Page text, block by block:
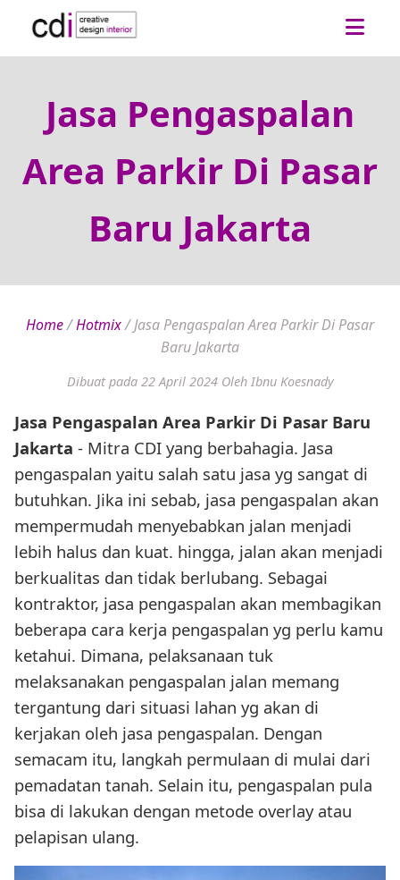
Jasa Pengaspalan
Area Parkir Di Pasar
Baru Jakarta
Home/Hotmix/Jasa Pengaspalan Area Parkir Di Pasar
Baru Jakarta
Dibuat pada 22 April 2024 Oleh Ibnu Koesnady
Jasa Pengaspalan Area Parkir Di Pasar Baru
Jakarta - Mitra CDI yang berbahagia. Jasa
pengaspalan yaitu salah satu jasa yg sangat di
butuhkan. Jika ini sebab, jasa pengaspalan akan
mempermudah menyebabkan jalan menjadi
lebih halus dan kuat. hingga, jalan akan menjadi
berkualitas dan tidak berlubang. Sebagai
kontraktor, jasa pengaspalan akan membagikan
beberapa cara kerja pengaspalan yg perlu kamu
ketahui. Dimana, pelaksanaan tuk
melaksanakan pengaspalan jalan memang
tergantung dari situasi lahan yg akan di
kerjakan oleh jasa pengaspalan. Dengan
semacam itu, langkah permulaan di mulai dari
pemadatan tanah. Selain itu, pengaspalan pula
bisa di lakukan dengan metode overlay atau
pelapisan ulang.